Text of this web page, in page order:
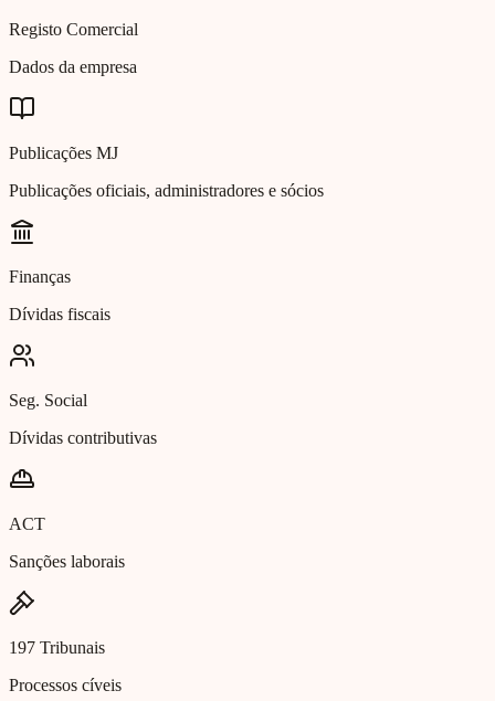
Registo Comercial
Dados da empresa
Publicações MJ
Publicações oficiais, administradores e sócios
Finanças
Dívidas fiscais
Seg. Social
Dívidas contributivas
ACT
Sanções laborais
197 Tribunais
Processos cíveis